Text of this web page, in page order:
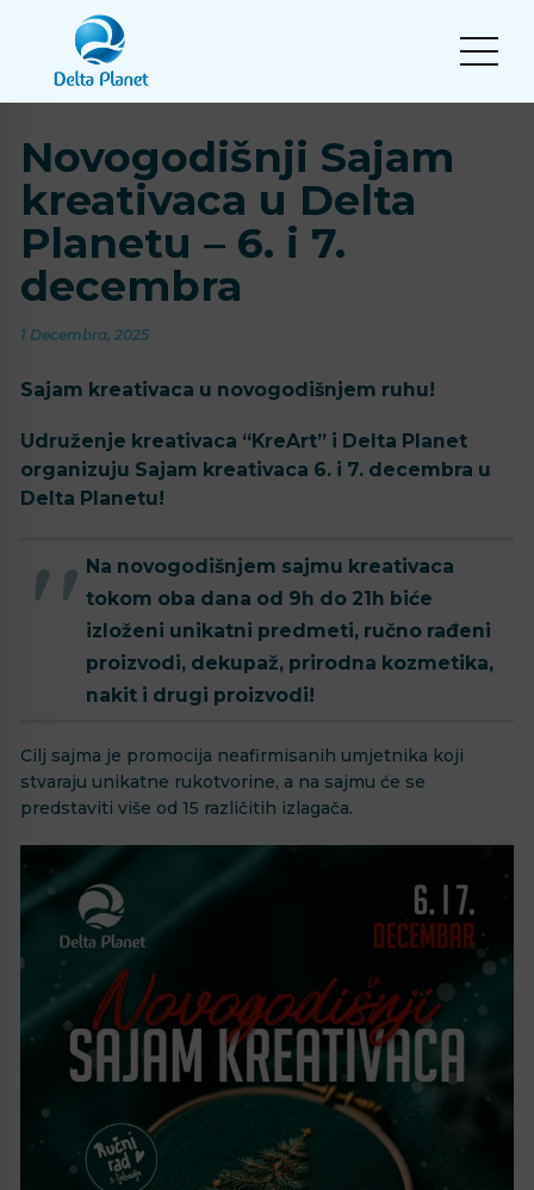
Novogodišnji Sajam
kreativaca u Delta
Planetu – 6. i 7.
decembra
1 Decembra, 2025
Sajam kreativaca u novogodišnjem ruhu!
Udruženje kreativaca “KreArt” i Delta Planet
organizuju Sajam kreativaca 6. i 7. decembra u
Delta Planetu!
Na novogodišnjem sajmu kreativaca
tokom oba dana od 9h do 21h biće
izloženi unikatni predmeti, ručno rađeni
proizvodi, dekupaž, prirodna kozmetika,
nakit i drugi proizvodi!
Cilj sajma je promocija neafirmisanih umjetnika koji
stvaraju unikatne rukotvorine, a na sajmu će se
predstaviti više od 15 različitih izlagača.